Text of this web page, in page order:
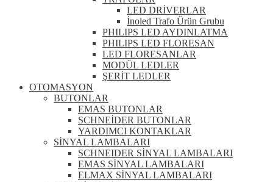
LED DRİVERLAR
İnoled Trafo Ürün Grubu
PHILIPS LED AYDINLATMA
PHILIPS LED FLORESAN
LED FLORESANLAR
MODÜL LEDLER
ŞERİT LEDLER
OTOMASYON
BUTONLAR
EMAS BUTONLAR
SCHNEİDER BUTONLAR
YARDIMCI KONTAKLAR
SİNYAL LAMBALARI
SCHNEIDER SİNYAL LAMBALARI
EMAS SİNYAL LAMBALARI
ELMAX SİNYAL LAMBALARI